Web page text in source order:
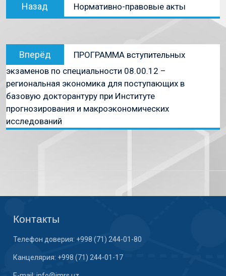
Назад Нормативно-правовые акты
Вперёд
ПРОГРАММА вступительных
экзаменов по специальности 08.00.12 –
региональная экономика для поступающих в
базовую докторантуру при Институте
прогнозирования и макроэкономических
исследований
Контакты
Телефон доверия: +998 (71) 244-01-80
Канцелярия: +998 (71) 244-01-17